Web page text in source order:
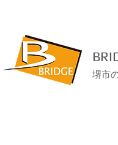
堺市